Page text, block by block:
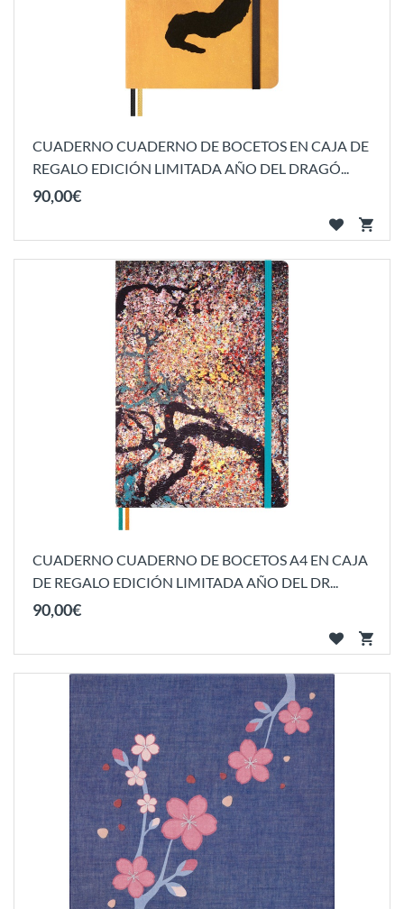
CUADERNO CUADERNO DE BOCETOS EN CAJA DE
REGALO EDICIÓN LIMITADA AÑO DEL DRAGÓ...
90,00€
CUADERNO CUADERNO DE BOCETOS A4 EN CAJA
DE REGALO EDICIÓN LIMITADA AÑO DEL DR...
90,00€